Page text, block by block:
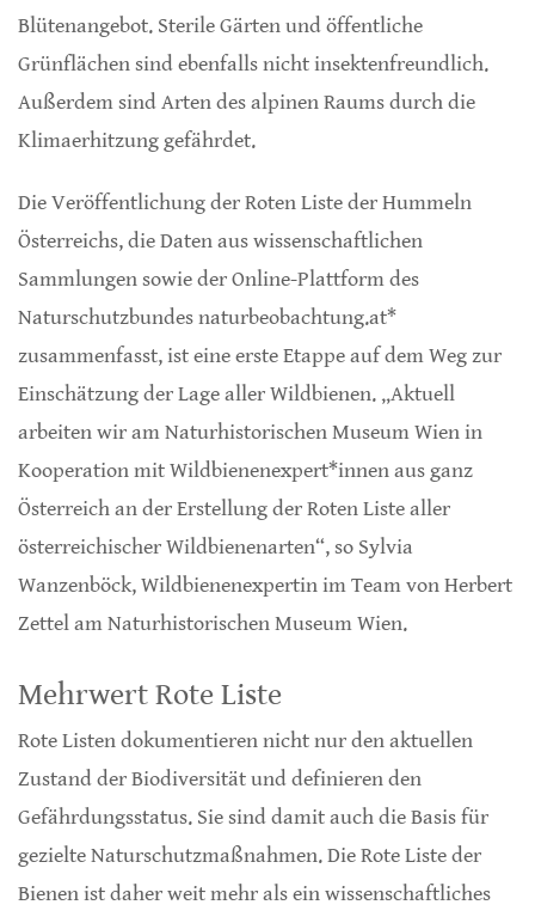
Blütenangebot. Sterile Gärten und öffentliche
Grünflächen sind ebenfalls nicht insektenfreundlich.
Außerdem sind Arten des alpinen Raums durch die
Klimaerhitzung gefährdet.
Die Veröffentlichung der Roten Liste der Hummeln
Österreichs, die Daten aus wissenschaftlichen
Sammlungen sowie der Online-Plattform des
Naturschutzbundes naturbeobachtung.at*
zusammenfasst, ist eine erste Etappe auf dem Weg zur
Einschätzung der Lage aller Wildbienen. „Aktuell
arbeiten wir am Naturhistorischen Museum Wien in
Kooperation mit Wildbienenexpert*innen aus ganz
Österreich an der Erstellung der Roten Liste aller
österreichischer Wildbienenarten“, so Sylvia
Wanzenböck, Wildbienenexpertin im Team von Herbert
Zettel am Naturhistorischen Museum Wien.
Mehrwert Rote Liste
Rote Listen dokumentieren nicht nur den aktuellen
Zustand der Biodiversität und definieren den
Gefährdungsstatus. Sie sind damit auch die Basis für
gezielte Naturschutzmaßnahmen. Die Rote Liste der
Bienen ist daher weit mehr als ein wissenschaftliches